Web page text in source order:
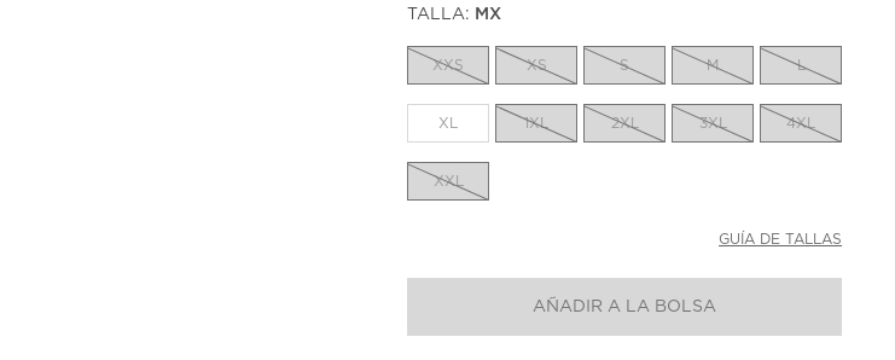
la
misma
TALLA: MX
XXS XS S M L
XL 1XL 2XL 3XL 4XL
XXL
GUÍA DE TALLAS
AÑADIR A LA BOLSA